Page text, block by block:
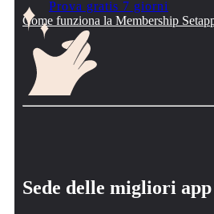
Prova gratis 7 giorni
Come funziona la Membership
Sede delle migliori app